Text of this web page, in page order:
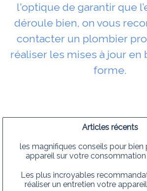
l'optique de garantir que
déroule bien, on vous
contacter un plombier
réaliser les mises à jour en
forme.
Articles récents
les magnifiques conseils pour bien
appareil sur votre
Les plus incroyables
réaliser un entretien votre